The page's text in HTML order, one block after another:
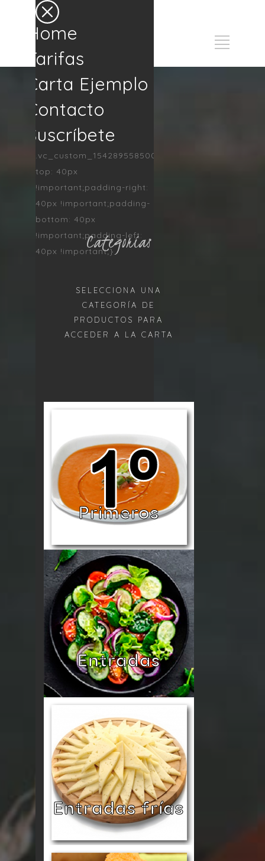
Home
Tarifas
Carta Ejemplo
Contacto
Suscríbete
.vc_custom_1542895585002{padding-
top: 40px
!important;padding-right:
40px !important;padding-
bottom: 40px
!important;padding-left:
40px !important;}Categorías
SELECCIONA UNA
CATEGORÍA DE
PRODUCTOS PARA
ACCEDER A LA CARTA
Primeros
Entradas
Entradas frías